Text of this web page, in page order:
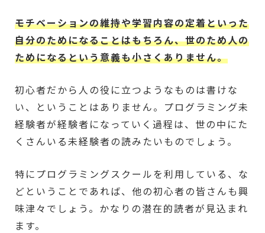
モチベーションの維持や学習内容の定着といった
自分のためになることはもちろん、世のため人の
ためになるという意義も小さくありません。
初心者だから人の役に立つようなものは書けな
い、ということはありません。プログラミング未
経験者が経験者になっていく過程は、世の中にた
くさんいる未経験者の読みたいものでしょう。
特にプログラミングスクールを利用している、な
どということであれば、他の初心者の皆さんも興
味津々でしょう。かなりの潜在的読者が見込まれ
ます。